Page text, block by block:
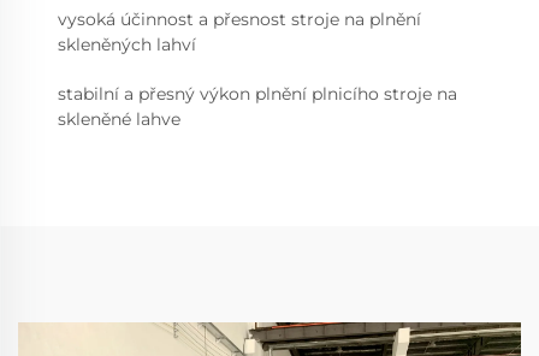
vysoká účinnost a přesnost stroje na plnění
skleněných lahví
stabilní a přesný výkon plnění plnicího stroje na
skleněné lahve